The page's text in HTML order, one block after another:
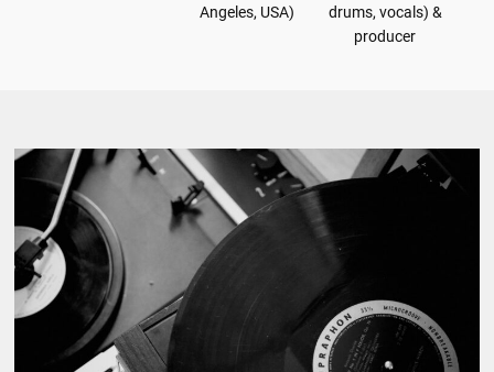
Angeles, USA)
drums, vocals) &
producer